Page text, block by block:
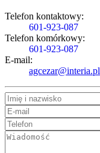
Telefon kontaktowy:
601-923-087
Telefon komórkowy:
601-923-087
E-mail:
agcezar@interia.pl